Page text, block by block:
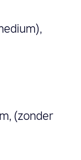
(zonder